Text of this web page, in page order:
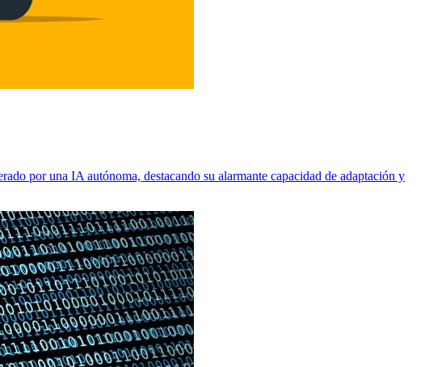
por una IA autónoma, destacando su alarmante capacidad de adaptación y